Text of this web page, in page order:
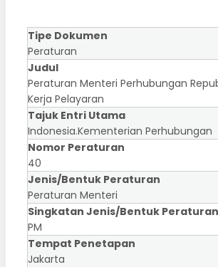
Tipe Dokumen
Peraturan
Judul
Peraturan Menteri Perhubungan
Kerja Pelayaran
Tajuk Entri Utama
Indonesia.Kementerian Perhubungan
Nomor Peraturan
40
Jenis/Bentuk Peraturan
Peraturan Menteri
Singkatan Jenis/Bentuk Peraturan
PM
Tempat Penetapan
Jakarta